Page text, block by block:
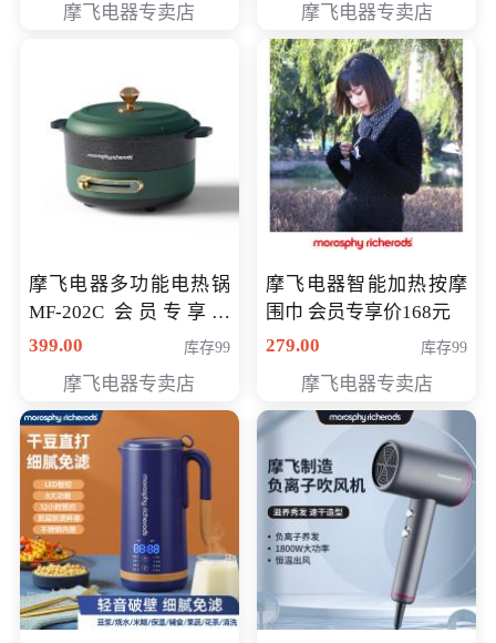
摩飞电器专卖店 摩飞电器专卖店
摩飞电器多功能电热锅
MF-202C 会员专享价
269元
399.00 库存99
摩飞电器专卖店
摩飞电器智能加热按摩
围巾 会员专享价168元
279.00
库存99
摩飞电器专卖店